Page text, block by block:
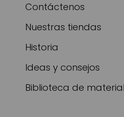
Contáctenos
Nuestras tiendas
Historia
Ideas y consejos
Biblioteca de